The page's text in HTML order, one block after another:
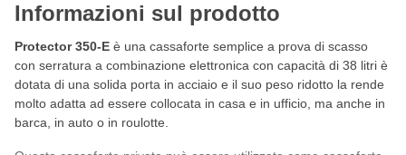
Informazioni sul prodotto
Protector 350-E è una cassaforte semplice a prova di scasso
con serratura a combinazione elettronica con capacità di 38 litri è
dotata di una solida porta in acciaio e il suo peso ridotto la rende
molto adatta ad essere collocata in casa e in ufficio, ma anche in
barca, in auto o in roulotte.